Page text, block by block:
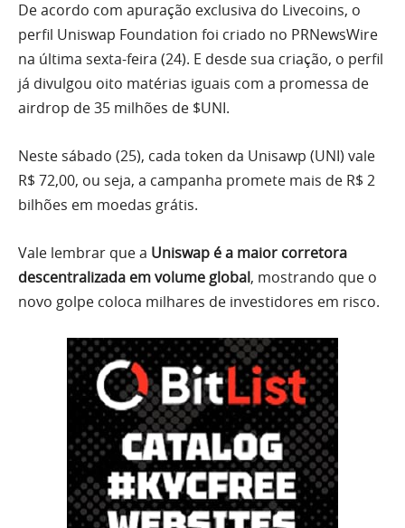
De acordo com apuração exclusiva do Livecoins, o
perfil Uniswap Foundation foi criado no PRNewsWire
na última sexta-feira (24). E desde sua criação, o perfil
já divulgou oito matérias iguais com a promessa de
airdrop de 35 milhões de $UNI.
Neste sábado (25), cada token da Unisawp (UNI) vale
R$ 72,00, ou seja, a campanha promete mais de R$ 2
bilhões em moedas grátis.
Vale lembrar que a Uniswap é a maior corretora
descentralizada em volume global, mostrando que o
novo golpe coloca milhares de investidores em risco.